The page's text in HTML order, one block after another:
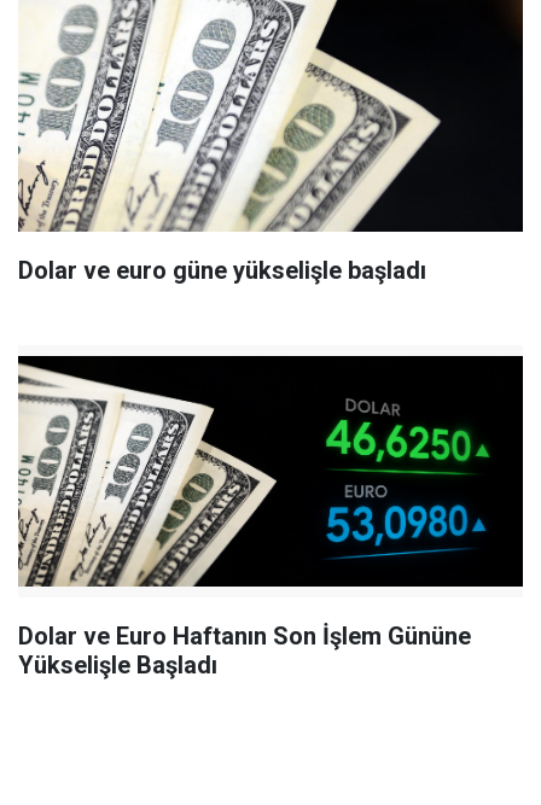
Dolar ve euro güne yükselişle başladı
Dolar ve Euro Haftanın Son İşlem Gününe
Yükselişle Başladı